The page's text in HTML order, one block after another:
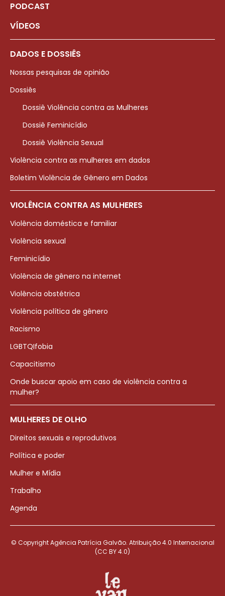
PODCAST
VÍDEOS
DADOS E DOSSIÊS
Nossas pesquisas de opinião
Dossiês
Dossiê Violência contra as Mulheres
Dossiê Feminicídio
Dossiê Violência Sexual
Violência contra as mulheres em dados
Boletim Violência de Gênero em Dados
VIOLÊNCIA CONTRA AS MULHERES
Violência doméstica e familiar
Violência sexual
Feminicídio
Violência de gênero na internet
Violência obstétrica
Violência política de gênero
Racismo
LGBTQIfobia
Capacitismo
Onde buscar apoio em caso de violência contra a
mulher?
MULHERES DE OLHO
Direitos sexuais e reprodutivos
Política e poder
Mulher e Mídia
Trabalho
Agenda
© Copyright Agência Patrícia Galvão. Atribuição 4.0 Internacional
(CC BY 4.0)